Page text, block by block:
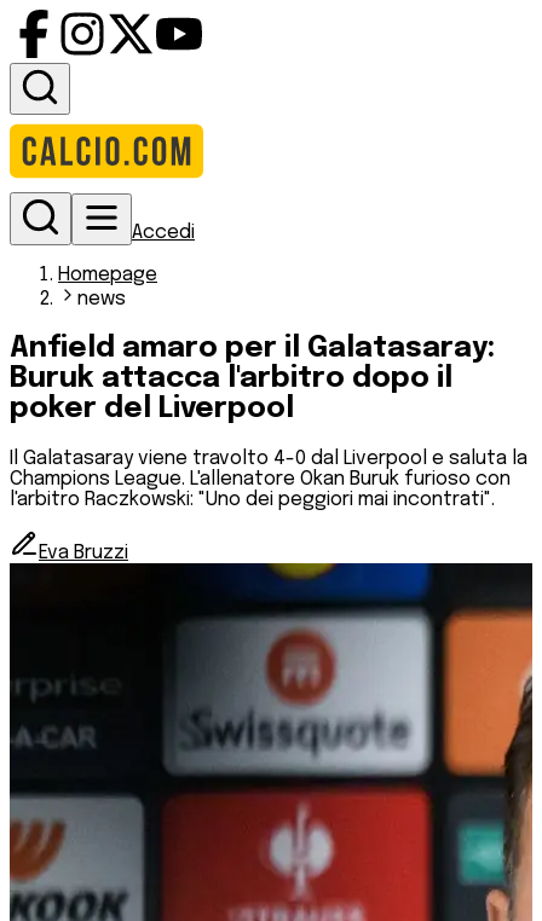
Accedi
Homepage
news
Anfield amaro per il Galatasaray:
Buruk attacca l'arbitro dopo il
poker del Liverpool
Il Galatasaray viene travolto 4-0 dal Liverpool e saluta la
Champions League. L'allenatore Okan Buruk furioso con
l'arbitro Raczkowski: "Uno dei peggiori mai incontrati".
Eva Bruzzi